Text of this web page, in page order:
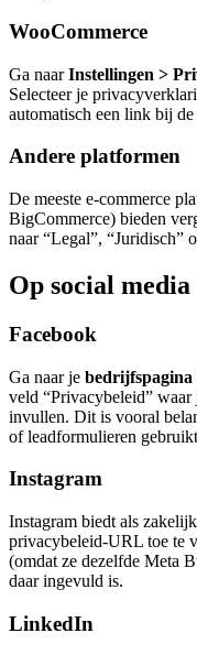
WooCommerce
Ga naarInstellingen >
Selecteer je
automatisch een link bij
Andere platformen
De meeste e-commerce
BigCommerce) bieden
naar “Legal”, “Juridisch”
Op social media
Facebook
Ga naar je
veld “Privacybeleid”
invullen. Dit is vooral
of leadformulieren
Instagram
Instagram biedt als
privacybeleid-URL toe te
(omdat ze dezelfde Meta
daar ingevuld is.
LinkedIn